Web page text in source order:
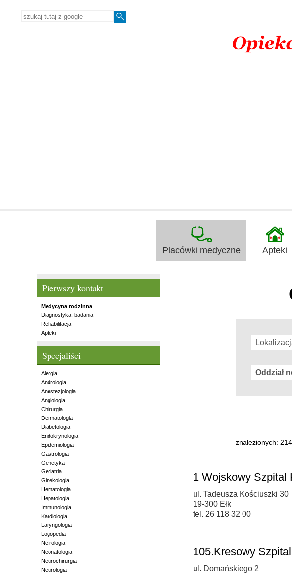
Placówki medyczne Apteki
Pierwszy kontakt
Medycyna rodzinna
Diagnostyka, badania
Rehabilitacja
Apteki
Specjaliści
Alergia
Andrologia
Anestezjologia
Angiologia
Chirurgia
Dermatologia
Diabetologia
Endokrynologia
Epidemiologia
Gastrologia
Genetyka
Geriatria
Ginekologia
Hematologia
Hepatologia
Immunologia
Kardiologia
Laryngologia
Logopedia
Nefrologia
Neonatologia
Neurochirurgia
Neurologia
znalezionych: 214
1 Wojskowy Szpital
ul. Tadeusza Kościuszki 30
19-300 Ełk
tel. 26 118 32 00
105.Kresowy
ul. Domańskiego 2